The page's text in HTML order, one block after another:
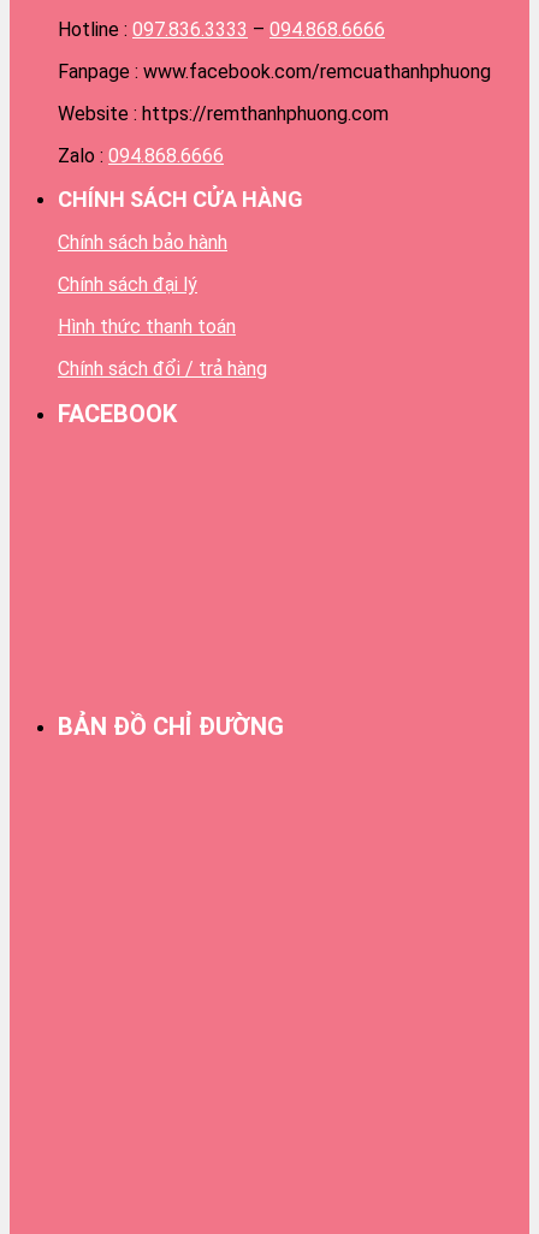
Hotline : 097.836.3333 – 094.868.6666
Fanpage : www.facebook.com/remcuathanhphuong
Website : https://remthanhphuong.com
Zalo : 094.868.6666
CHÍNH SÁCH CỬA HÀNG
Chính sách bảo hành
Chính sách đại lý
Hình thức thanh toán
Chính sách đổi / trả hàng
FACEBOOK
BẢN ĐỒ CHỈ ĐƯỜNG